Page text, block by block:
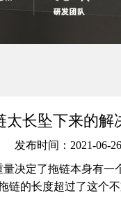
太长坠下来的解
发布时间：2021-06-26
决定了拖链本身有
的长度超过了这个不